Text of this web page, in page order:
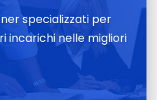
specializzati per
incarichi nelle migliori